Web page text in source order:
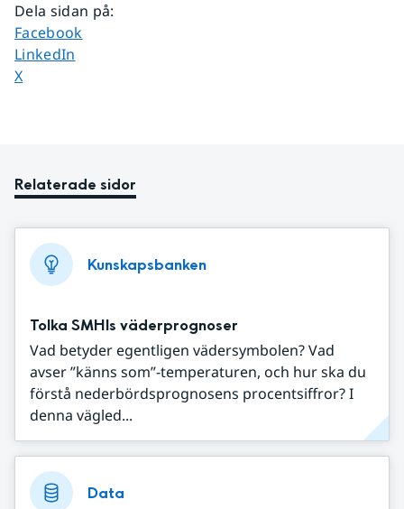
Dela sidan på:
Dela sidan på
Facebook
Dela sidan på
LinkedIn
Dela sidan på
X
Relaterade sidor
Kunskapsbanken
Tolka SMHIs väderprognoser
Vad betyder egentligen vädersymbolen? Vad
avser ”känns som”-temperaturen, och hur ska du
förstå nederbördsprognosens procentsiffror? I
denna vägled...
Data